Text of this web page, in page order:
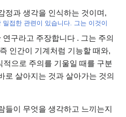
정과 생각을 인식하는 것이며,
밀접한 관련이 있습니다. 그는 이것이
연구라고 주장합니다 . 그는 주의
인간이 기계처럼 기능할 때와,
적으로 주의를 기울일 때를 구분
로 살아지는 것과 살아가는 것의
들이 무엇을 생각하고 느끼는지